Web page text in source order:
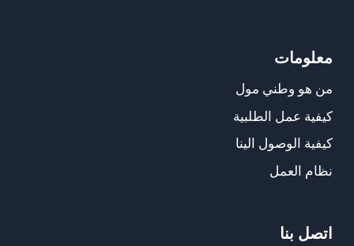
معلومات
من هو وطني مول
كيفية عمل الطلبية
كيفية الوصول الينا
نظام العمل
اتصل بنا